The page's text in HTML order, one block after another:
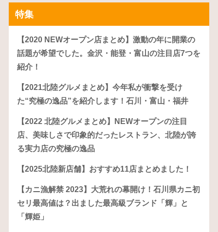
特集
【2020 NEWオープン店まとめ】激動の年に開業の
話題が希望でした。金沢・能登・富山の注目店7つを
紹介！
【2021北陸グルメまとめ】今年私が衝撃を受け
た“究極の逸品”を紹介します！石川・富山・福井
【2022 北陸グルメまとめ】NEWオープンの注目
店、美味しさで印象的だったレストラン、北陸が誇
る実力店の究極の逸品
【2025北陸新店舗】おすすめ11店まとめました！
【カニ漁解禁 2023】大荒れの幕開け！石川県カニ初
セリ最高値は？出ました最高級ブランド「輝」と
「輝姫」